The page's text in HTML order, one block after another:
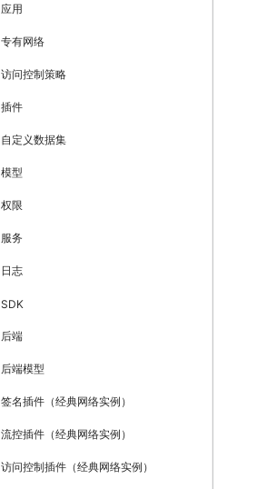
应用
专有网络
访问控制策略
插件
自定义数据集
模型
权限
服务
日志
SDK
后端
后端模型
签名插件（经典网络实例）
流控插件（经典网络实例）
访问控制插件（经典网络实例）